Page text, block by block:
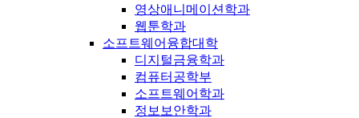
영상애니메이션학과
웹툰학과
소프트웨어융합대학
디지털금융학과
컴퓨터공학부
소프트웨어학과
정보보안학과